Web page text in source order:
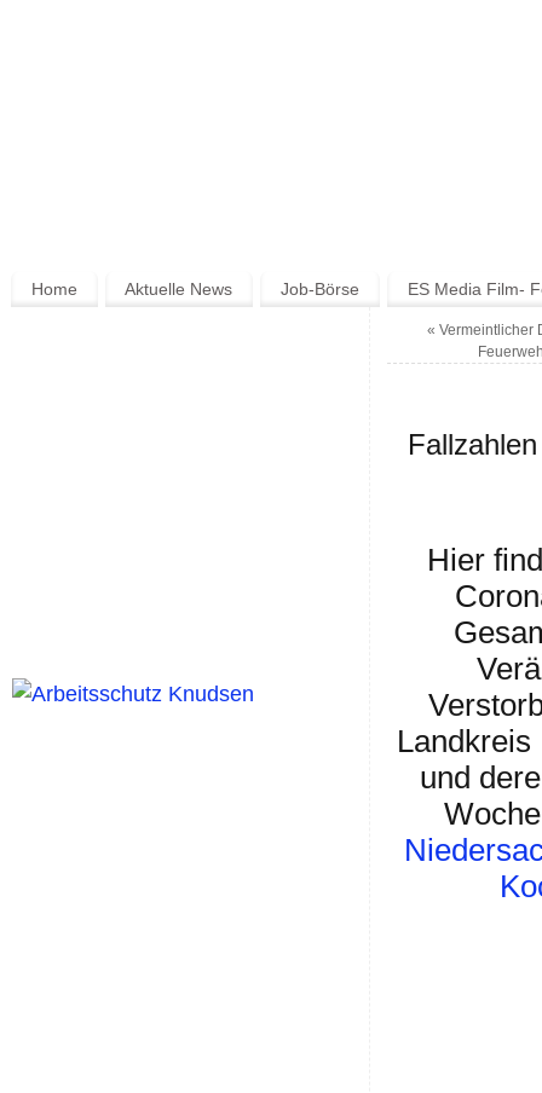
Home Aktuelle News Job-Börse ES Media Film-
« Vermeintlicher
Hier
Landkreis
und